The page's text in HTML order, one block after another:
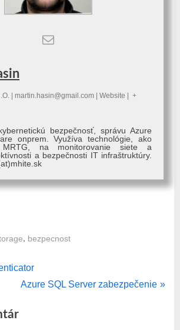
martin.hasin@gmail.com Website
+
bezpečnosť, správu Azure
onprem. Využíva technológie, ako
na monitorovanie siete a
a bezpečnosti IT infraštruktúry.
, bezpecnost
N
Azure SQL Server zabezpečenie